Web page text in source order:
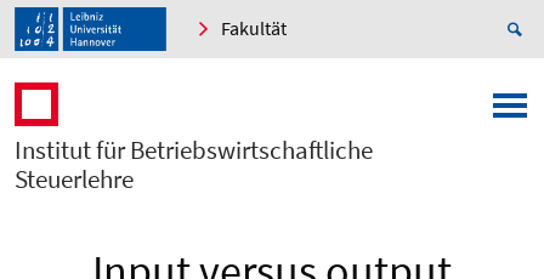
Fakultät
Institut für Betriebswirtschaftliche
Steuerlehre